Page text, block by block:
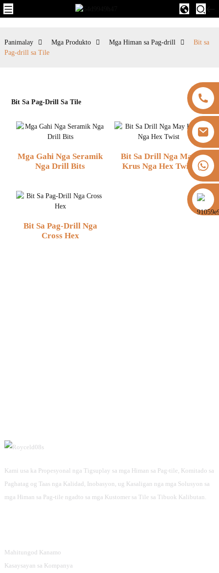
+8613325821813
https://vk.com/id855439469
Panimalay Mga Produkto Mga Himan sa Pag-drill
Bit sa
Pag-drill sa Tile
Bit Sa Pag-Drill Sa Tile
Mga Gahi Nga Seramik
Nga Drill Bits
Bit Sa Drill Nga May
Krus Nga Hex Twist
Bit Sa Pag-Drill Nga
Cross Hex
Kami usa ka Propesyonal nga Tigsuplay sa mga Himan sa Pag-tile, Komitado sa
Paghatag og Taas nga Kalidad, Inobasyon, ug Kasaligan nga mga Solusyon sa
mga Himan sa Pag-tile ngadto sa mga Kustomer sa Tile sa Tibuok Kalibutan.
Mahitungod Kanamo
Kasaysayan sa Kompanya